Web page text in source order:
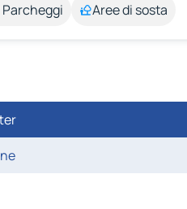
Parcheggi Aree di sosta